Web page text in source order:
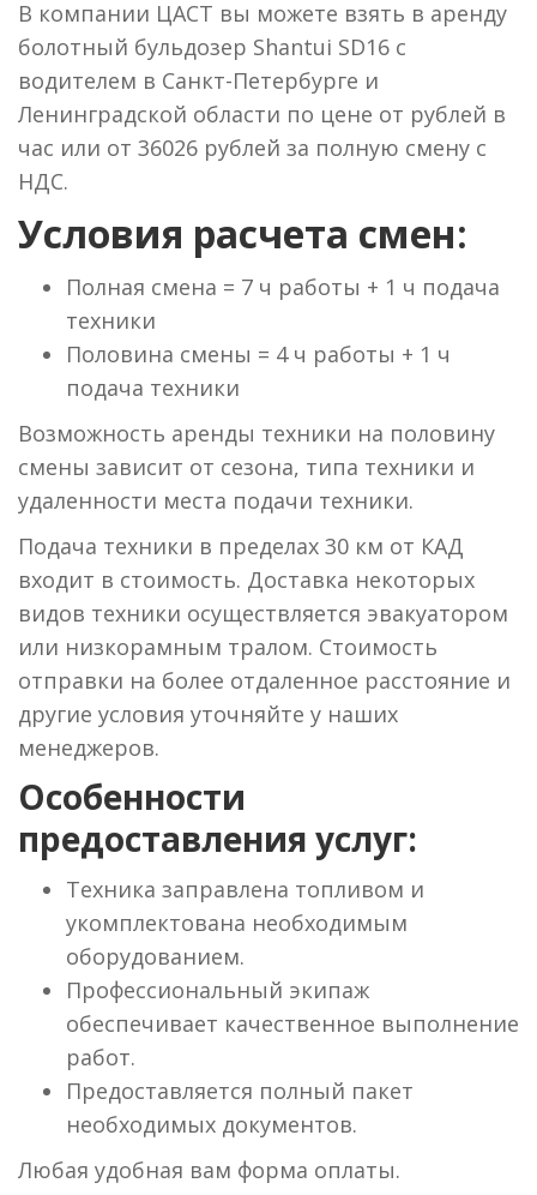
В компании ЦАСТ вы можете взять в аренду
болотный бульдозер Shantui SD16 с
водителем в Санкт-Петербурге и
Ленинградской области по цене от рублей в
час или от 36026 рублей за полную смену с
НДС.
Условия расчета смен:
Полная смена = 7 ч работы + 1 ч подача
техники
Половина смены = 4 ч работы + 1 ч
подача техники
Возможность аренды техники на половину
смены зависит от сезона, типа техники и
удаленности места подачи техники.
Подача техники в пределах 30 км от КАД
входит в стоимость. Доставка некоторых
видов техники осуществляется эвакуатором
или низкорамным тралом. Стоимость
отправки на более отдаленное расстояние и
другие условия уточняйте у наших
менеджеров.
Особенности
предоставления услуг:
Техника заправлена топливом и
укомплектована необходимым
оборудованием.
Профессиональный экипаж
обеспечивает качественное выполнение
работ.
Предоставляется полный пакет
необходимых документов.
Любая удобная вам форма оплаты.